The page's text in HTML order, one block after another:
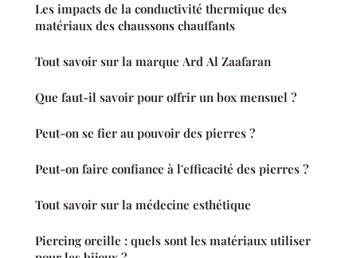
Les impacts de la conductivité thermique des
matériaux des chaussons chauffants
Tout savoir sur la marque Ard Al Zaafaran
Que faut-il savoir pour offrir un box mensuel ?
Peut-on se fier au pouvoir des pierres ?
Peut-on faire confiance à l'efficacité des pierres ?
Tout savoir sur la médecine esthétique
Piercing oreille : quels sont les matériaux utiliser